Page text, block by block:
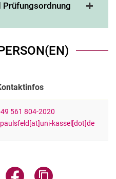
Prüfungsordnung
561 804-2020
kassel[dot]de
E-Mail teilen
Seite über WhatsApp teilen
Seite über Facebook